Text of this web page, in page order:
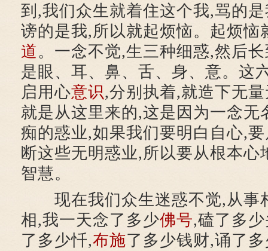
到,我们众生就着住这个我,骂的
谤的是我,所以就起烦恼。起烦恼
道。一念不觉,生三种细惑,然后
是眼、耳、鼻、舌、身、意。这
启用心意识,分别执着,就造下无
就是从这里来的,这是因为一念无
痴的惑业,如果我们要明白自心,
断这些无明惑业,所以要从根本心
智慧。
现在我们众生迷惑不觉,从事
相,我一天念了多少佛号,磕了多
了多少忏,布施了多少钱财,诵了